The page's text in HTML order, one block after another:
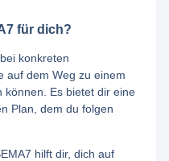
für dich?
konkreten
auf dem Weg zu einem
können. Es bietet dir eine
Plan, dem du folgen
hilft dir, dich auf